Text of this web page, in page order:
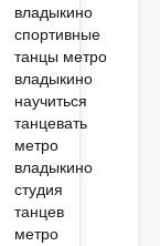
владыкино
спортивные
танцы метро
владыкино
научиться
танцевать
метро
владыкино
студия
танцев
метро